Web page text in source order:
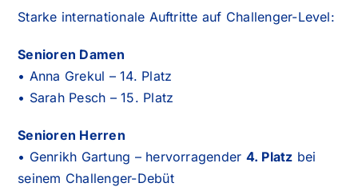
Starke internationale Auftritte auf Challenger-Level:
Senioren Damen
• Anna Grekul – 14. Platz
• Sarah Pesch – 15. Platz
Senioren Herren
• Genrikh Gartung – hervorragender 4. Platz bei
seinem Challenger-Debüt